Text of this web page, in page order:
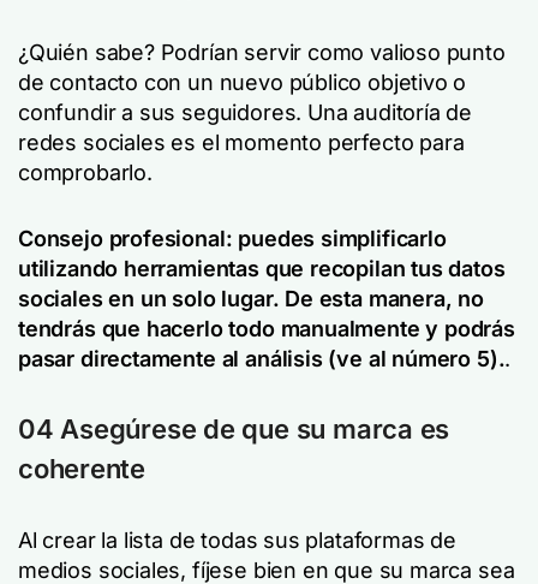
¿Quién sabe? Podrían servir como valioso punto
de contacto con un nuevo público objetivo o
confundir a sus seguidores. Una auditoría de
redes sociales es el momento perfecto para
comprobarlo.
Consejo profesional: puedes simplificarlo
utilizando herramientas que recopilan tus datos
sociales en un solo lugar. De esta manera, no
tendrás que hacerlo todo manualmente y podrás
pasar directamente al análisis (ve al número 5)..
04 Asegúrese de que su marca es
coherente
Al crear la lista de todas sus plataformas de
medios sociales, fíjese bien en que su marca sea